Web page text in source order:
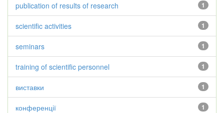
1
publication of results of research
1
scientific activities
1
seminars
1
training of scientific personnel
1
виставки
1
конференції